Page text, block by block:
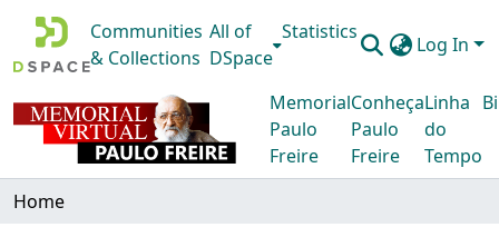
Communities
& Collections
All of
DSpace
Statistics
Log In
Memorial
Paulo
Freire
Conheça
Paulo
Freire
Linha
do
Tempo
Home